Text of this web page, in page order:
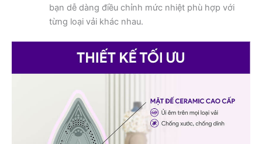
bạn dễ dàng điều chỉnh mức nhiệt phù hợp với
từng loại vải khác nhau.